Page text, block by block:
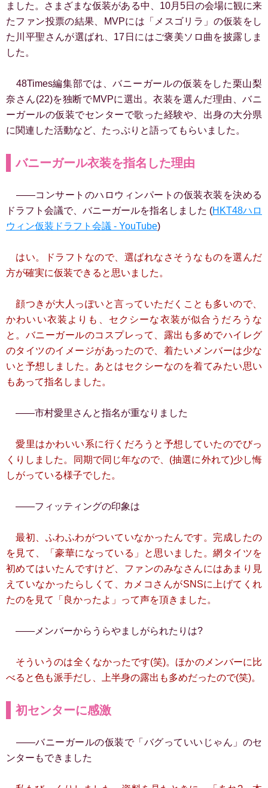
ました。さまざまな仮装がある中、10月5日の会場に観に来
たファン投票の結果、MVPには「メスゴリラ」の仮装をし
た川平聖さんが選ばれ、17日にはご褒美ソロ曲を披露しま
した。
48Times編集部では、バニーガールの仮装をした栗山梨
奈さん(22)を独断でMVPに選出。衣装を選んだ理由、バニ
ーガールの仮装でセンターで歌った経験や、出身の大分県
に関連した活動など、たっぷりと語ってもらいました。
バニーガール衣装を指名した理由
――コンサートのハロウィンパートの仮装衣装を決める
ドラフト会議で、バニーガールを指名しました (HKT48ハロ
ウィン仮装ドラフト会議 - YouTube)
はい。ドラフトなので、選ばれなさそうなものを選んだ
方が確実に仮装できると思いました。
顔つきが大人っぽいと言っていただくことも多いので、
かわいい衣装よりも、セクシーな衣装が似合うだろうな
と。バニーガールのコスプレって、露出も多めでハイレグ
のタイツのイメージがあったので、着たいメンバーは少な
いと予想しました。あとはセクシーなのを着てみたい思い
もあって指名しました。
――市村愛里さんと指名が重なりました
愛里はかわいい系に行くだろうと予想していたのでびっ
くりしました。同期で同じ年なので、(抽選に外れて)少し悔
しがっている様子でした。
――フィッティングの印象は
最初、ふわふわがついていなかったんです。完成したの
を見て、「豪華になっている」と思いました。網タイツを
初めてはいたんですけど、ファンのみなさんにはあまり見
えていなかったらしくて、カメコさんがSNSに上げてくれ
たのを見て「良かったよ」って声を頂きました。
――メンバーからうらやましがられたりは?
そういうのは全くなかったです(笑)。ほかのメンバーに比
べると色も派手だし、上半身の露出も多めだったので(笑)。
初センターに感激
――バニーガールの仮装で「バグっていいじゃん」のセ
ンターもできました